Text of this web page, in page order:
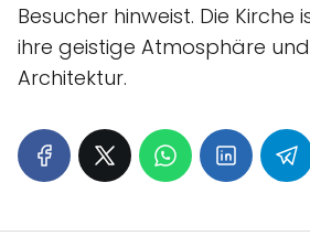
Besucher hinweist. Die
ihre geistige Atmosphäre
Architektur.